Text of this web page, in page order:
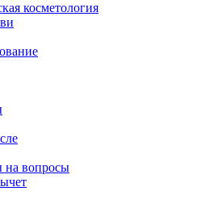
косметология
на вопросы